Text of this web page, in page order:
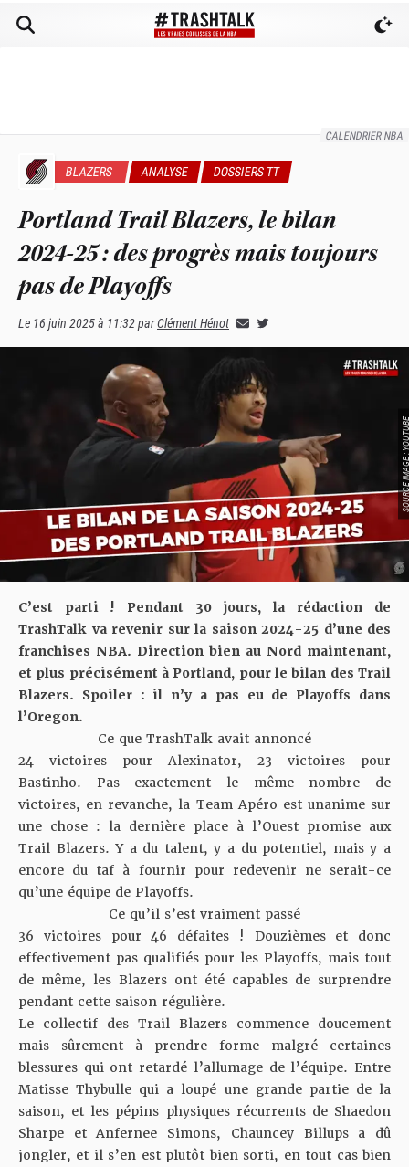
CALENDRIER NBA
BLAZERS ANALYSE DOSSIERS TT
Portland Trail Blazers, le bilan
2024-25 : des progrès mais toujours
pas de Playoffs
Le 16 juin 2025 à 11:32parClément Hénot
SOURCE
C’est parti ! Pendant 30 jours, la rédaction de
TrashTalk va revenir sur la saison 2024-25 d’une des
franchises NBA. Direction bien au Nord maintenant,
et plus précisément à Portland, pour le bilan des Trail
Blazers. Spoiler : il n’y a pas eu de Playoffs dans
l’Oregon.
Ce que TrashTalk avait annoncé
24 victoires pour Alexinator, 23 victoires pour
Bastinho. Pas exactement le même nombre de
victoires, en revanche, la Team Apéro est unanime sur
une chose : la dernière place à l’Ouest promise aux
Trail Blazers. Y a du talent, y a du potentiel, mais y a
encore du taf à fournir pour redevenir ne serait-ce
qu’une équipe de Playoffs.
Ce qu’il s’est vraiment passé
36 victoires pour 46 défaites ! Douzièmes et donc
effectivement pas qualifiés pour les Playoffs, mais tout
de même, les Blazers ont été capables de surprendre
pendant cette saison régulière.
Le collectif des Trail Blazers commence doucement
mais sûrement à prendre forme malgré certaines
blessures qui ont retardé l’allumage de l’équipe. Entre
Matisse Thybulle qui a loupé une grande partie de la
saison, et les pépins physiques récurrents de Shaedon
Sharpe et Anfernee Simons, Chauncey Billups a dû
jongler, et il s’en est plutôt bien sorti, en tout cas bien